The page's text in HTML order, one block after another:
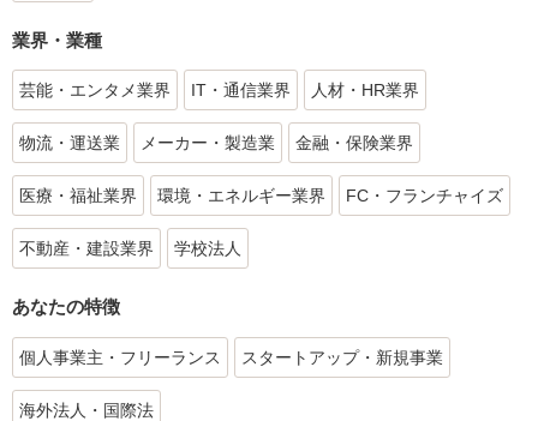
業界・業種
芸能・エンタメ業界 IT・通信業界 人材・HR業界
物流・運送業 メーカー・製造業 金融・保険業界
医療・福祉業界 環境・エネルギー業界 FC・フランチャイズ
不動産・建設業界 学校法人
あなたの特徴
個人事業主・フリーランス スタートアップ・新規事業
海外法人・国際法